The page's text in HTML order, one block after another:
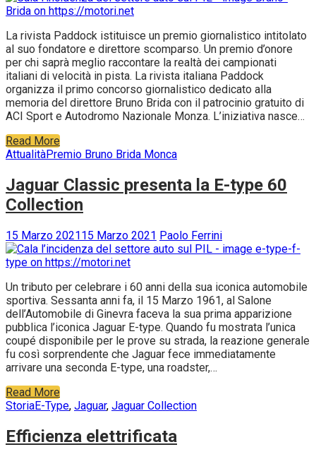
La rivista Paddock istituisce un premio giornalistico intitolato
al suo fondatore e direttore scomparso. Un premio d’onore
per chi saprà meglio raccontare la realtà dei campionati
italiani di velocità in pista. La rivista italiana Paddock
organizza il primo concorso giornalistico dedicato alla
memoria del direttore Bruno Brida con il patrocinio gratuito di
ACI Sport e Autodromo Nazionale Monza. L’iniziativa nasce…
Read More
AttualitàPremio Bruno Brida Monca
Jaguar Classic presenta la E-type 60
Collection
15 Marzo 202115 Marzo 2021 Paolo Ferrini
Un tributo per celebrare i 60 anni della sua iconica automobile
sportiva. Sessanta anni fa, il 15 Marzo 1961, al Salone
dell’Automobile di Ginevra faceva la sua prima apparizione
pubblica l’iconica Jaguar E-type. Quando fu mostrata l’unica
coupé disponibile per le prove su strada, la reazione generale
fu così sorprendente che Jaguar fece immediatamente
arrivare una seconda E-type, una roadster,…
Read More
StoriaE-Type, Jaguar, Jaguar Collection
Efficienza elettrificata